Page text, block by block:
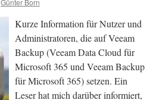
Günter Born
Kurze Information für Nutzer und
Administratoren, die auf Veeam
Backup (Veeam Data Cloud für
Microsoft 365 und Veeam Backup
für Microsoft 365) setzen. Ein
Leser hat mich darüber informiert,